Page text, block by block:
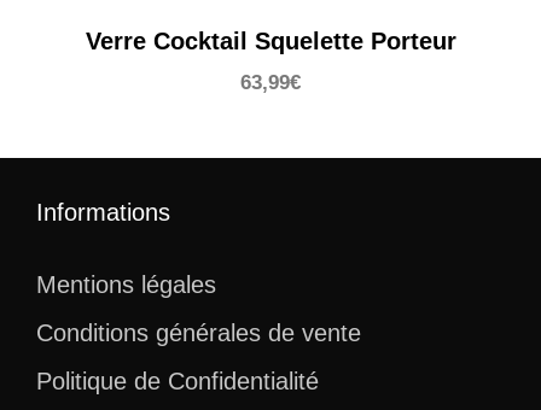
Verre Cocktail Squelette Porteur
63,99€
Informations
Mentions légales
Conditions générales de vente
Politique de Confidentialité